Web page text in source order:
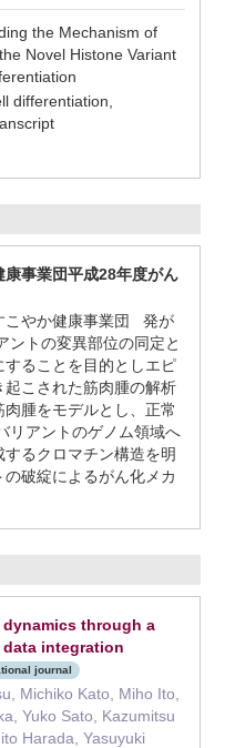
the Mechanism of
Novel Histone Variant
differentiation,
事業団平成28年度がん
やか健康事業団 発が
ントの変異部位の同定と
ることを目的としエピ
こされた筋肉腫の解析
腫をモデルとし、正常
リアントのゲノム領域へ
るクロマチン構造を明
破綻によるがん化メカ
through a
integration
journal
Michiko Kato, Miho Ito,
Yuko Sato, Kazumitsu
Harada, Yasuyuki